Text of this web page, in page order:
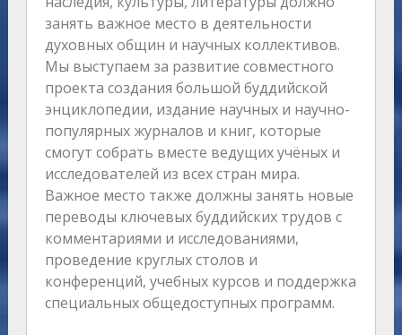
занять важное место в деятельности
духовных общин и научных коллективов.
Мы выступаем за развитие совместного
проекта создания большой буддийской
энциклопедии, издание научных и научно-
популярных журналов и книг, которые
смогут собрать вместе ведущих учёных и
исследователей из всех стран мира.
Важное место также должны занять новые
переводы ключевых буддийских трудов с
комментариями и исследованиями,
проведение круглых столов и
конференций, учебных курсов и поддержка
специальных общедоступных программ.